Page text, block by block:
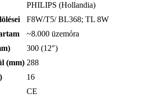
PHILIPS (Hollandia)
F8W/T5/ BL368; TL 8W
~8.000 üzemóra
300 (12″)
(mm) 288
16
CE